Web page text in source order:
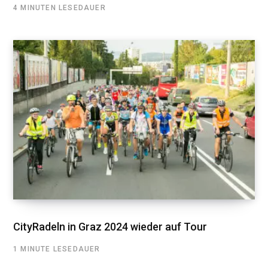
4 MINUTEN LESEDAUER
CityRadeln in Graz 2024 wieder auf Tour
1 MINUTE LESEDAUER